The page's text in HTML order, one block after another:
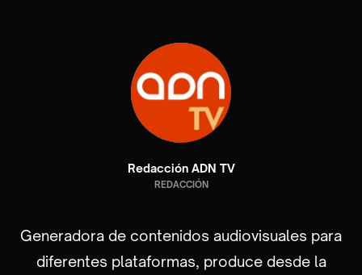
Redacción ADN TV
REDACCIÓN
Generadora de contenidos audiovisuales para
diferentes plataformas, produce desde la